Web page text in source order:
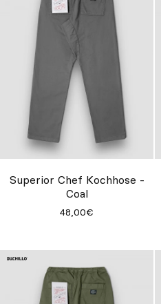
Superior Chef Kochhose -
Coal
48,00€